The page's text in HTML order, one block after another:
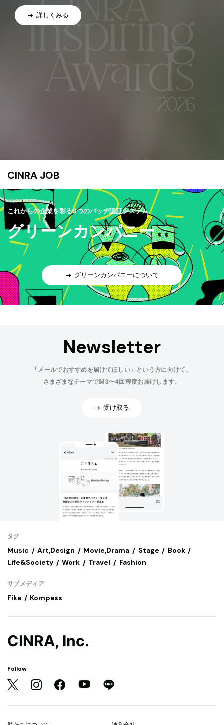
詳しくみる
CINRA JOB
これからの企業を彩る9つのバッヂ認証システム
グリーンカンパニー
グリーンカンパニーについて
Newsletter
「メールでおすすめを届けてほしい」という方に向けて、
さまざまなテーマで週3〜4回程度お届けします。
受け取る
タグ
Music Art,Design Movie,Drama Stage
Book
Life&Society
Work Travel Fashion
サブメディア
Fika Kompass
CINRA, Inc.
Follow